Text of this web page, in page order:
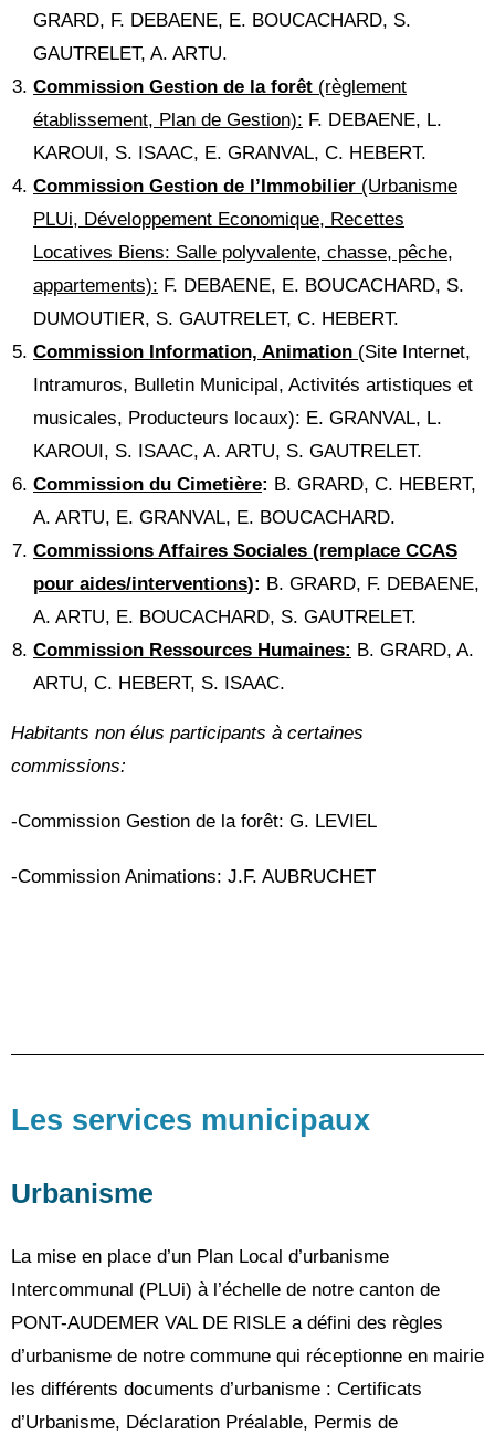
GRARD, F. DEBAENE, E. BOUCACHARD, S.
GAUTRELET, A. ARTU.
Commission Gestion de la forêt (règlement
établissement, Plan de Gestion): F. DEBAENE, L.
KAROUI, S. ISAAC, E. GRANVAL, C. HEBERT.
Commission Gestion de l’Immobilier (Urbanisme
PLUi, Développement Economique, Recettes
Locatives Biens: Salle polyvalente, chasse, pêche,
appartements): F. DEBAENE, E. BOUCACHARD, S.
DUMOUTIER, S. GAUTRELET, C. HEBERT.
Commission Information, Animation (Site Internet,
Intramuros, Bulletin Municipal, Activités artistiques et
musicales, Producteurs locaux): E. GRANVAL, L.
KAROUI, S. ISAAC, A. ARTU, S. GAUTRELET.
Commission du Cimetière: B. GRARD, C. HEBERT,
A. ARTU, E. GRANVAL, E. BOUCACHARD.
Commissions Affaires Sociales (remplace CCAS
pour aides/interventions): B. GRARD, F. DEBAENE,
A. ARTU, E. BOUCACHARD, S. GAUTRELET.
Commission Ressources Humaines: B. GRARD, A.
ARTU, C. HEBERT, S. ISAAC.
Habitants non élus participants à certaines
commissions:
-Commission Gestion de la forêt: G. LEVIEL
-Commission Animations: J.F. AUBRUCHET
Les services municipaux
Urbanisme
La mise en place d’un Plan Local d’urbanisme
Intercommunal (PLUi) à l’échelle de notre canton de
PONT-AUDEMER VAL DE RISLE a défini des règles
d’urbanisme de notre commune qui réceptionne en mairie
les différents documents d’urbanisme : Certificats
d’Urbanisme, Déclaration Préalable, Permis de